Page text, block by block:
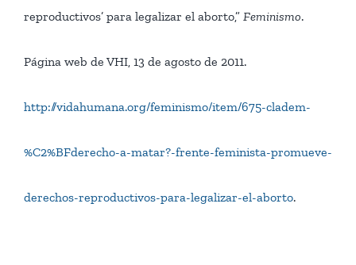
reproductivos’ para legalizar el aborto,” Feminismo.
Página web de VHI, 13 de agosto de 2011.
http://vidahumana.org/feminismo/item/675-cladem-
%C2%BFderecho-a-matar?-frente-feminista-promueve-
derechos-reproductivos-para-legalizar-el-aborto.